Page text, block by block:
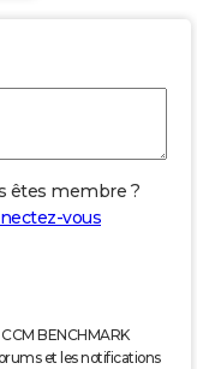
êtes membre ?
vous
BENCHMARK
et les notifications